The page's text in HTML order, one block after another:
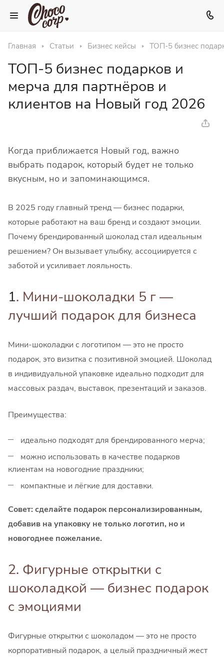
Главная Статьи Бизнес кейсы ТОП-5 бизнес
ТОП-5 бизнес подарков и
мерча для партнёров и
клиентов на Новый год 2026
Когда приближается Новый год, важно
выбрать подарок, который будет не только
вкусным, но и запоминающимся.
В 2025 году главный тренд — бизнес подарки,
которые работают на ваш бренд и создают эмоции.
Почему брендированный шоколад стал идеальным
решением? Он вызывает улыбку, ассоциируется с
заботой и усиливает лояльность.
1. Мини-шоколадки 5 г —
лучший подарок для бизнеса
Мини-шоколадки с логотипом — это не просто
подарок, это визитка с позитивной эмоцией. Шоколад
в индивидуальной упаковке идеально подходит для
массовых раздач, выставок, презентаций и заказов.
Преимущества:
идеально подходят для брендированного мерча;
можно использовать в качестве подарков
клиентам на новогодние праздники;
компактные и лёгкие для доставки.
Совет: сделайте подарок персонализированным,
добавив на упаковку не только логотип, но и
новогоднее пожелание.
2. Фигурные открытки с
шоколадкой — бизнес подарок
с эмоциями
Фигурные открытки с шоколадом — это не просто
корпоративный подарок, а целый праздничный жест